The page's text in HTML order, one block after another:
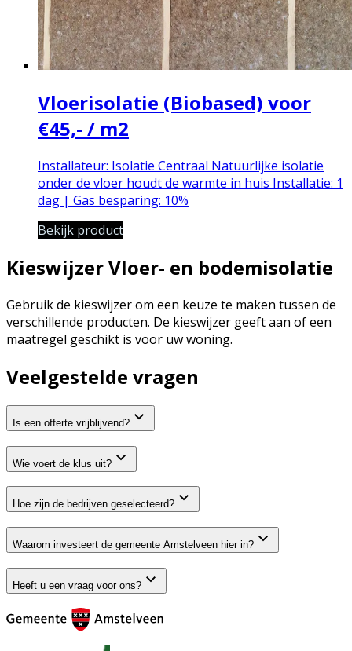
Vloerisolatie (Biobased) voor
€45,- / m2
Installateur: Isolatie Centraal Natuurlijke isolatie
onder de vloer houdt de warmte in huis Installatie: 1
dag | Gas besparing: 10%
Bekijk product
Kieswijzer Vloer- en bodemisolatie
Gebruik de kieswijzer om een keuze te maken tussen de
verschillende producten. De kieswijzer geeft aan of een
maatregel geschikt is voor uw woning.
Veelgestelde vragen
Is een offerte vrijblijvend?
Wie voert de klus uit?
Hoe zijn de bedrijven geselecteerd?
Waarom investeert de gemeente Amstelveen hier in?
Heeft u een vraag voor ons?